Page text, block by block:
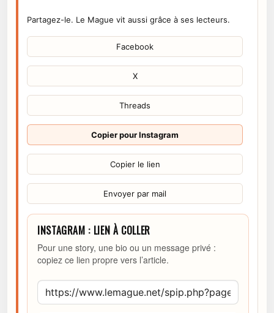
Partagez-le. Le Mague vit aussi grâce à ses lecteurs.
Facebook
X
Threads
Copier pour Instagram
Copier le lien
Envoyer par mail
INSTAGRAM : LIEN À COLLER
Pour une story, une bio ou un message privé :
copiez ce lien propre vers l’article.